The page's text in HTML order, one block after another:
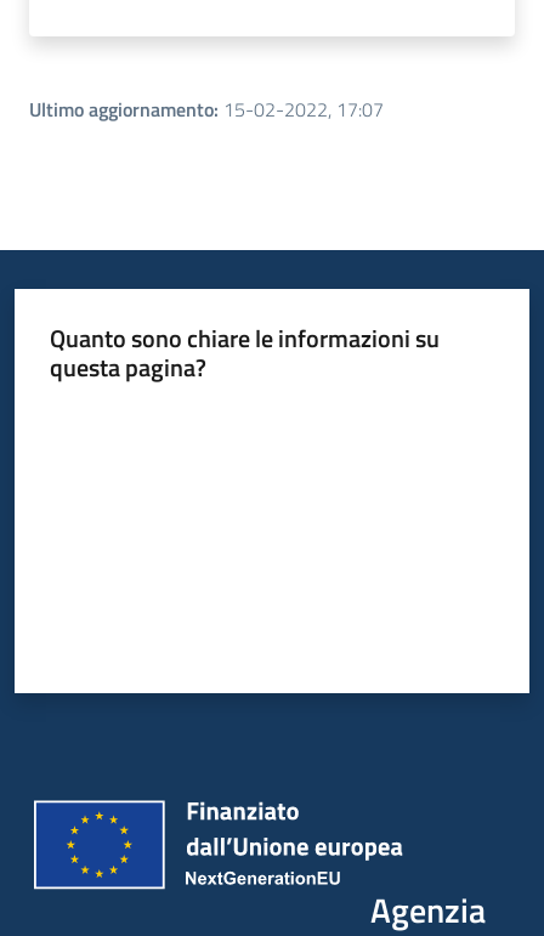
Ultimo aggiornamento: 15-02-2022, 17:07
Quanto sono chiare le informazioni su
questa pagina?
Agenzia